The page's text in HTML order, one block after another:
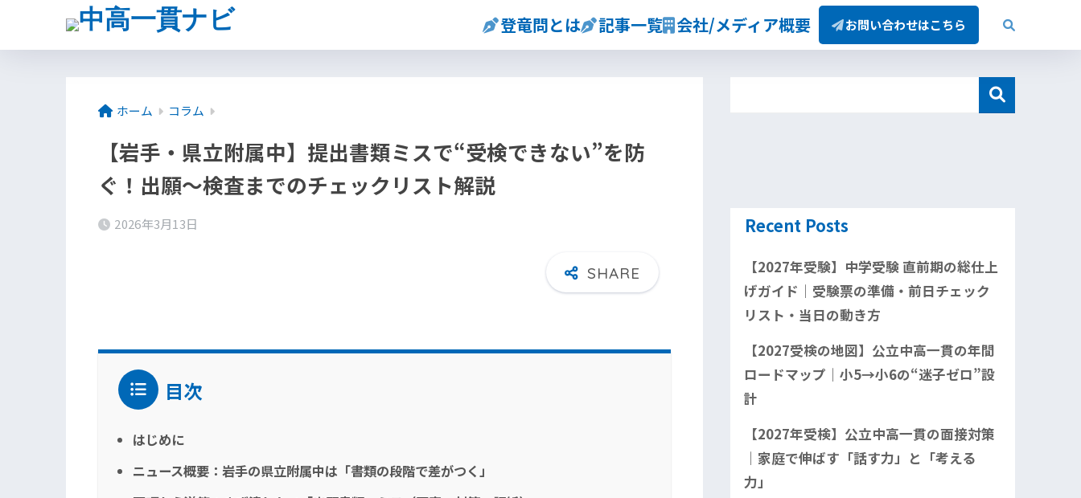
登竜問とは 記事一覧 会社/メディア概要 お問い合わせはこちら
ホーム コラム
【岩手・県立附属中】提出書類ミスで“受検できない”を防
ぐ！出願〜検査までのチェックリスト解説
2026年3月13日
目次
はじめに
ニュース概要：岩手の県立附属中は「書類の段階で差がつく」
Recent Posts
【2027年受験】中学受験 直前期の総仕上
げガイド｜受験票の準備・前日チェック
リスト・当日の動き方
【2027受検の地図】公立中高一貫の年間
ロードマップ｜小5→小6の“迷子ゼロ”設
計
【2027年受検】公立中高一貫の面接対策
｜家庭で伸ばす「話す力」と「考える
力」